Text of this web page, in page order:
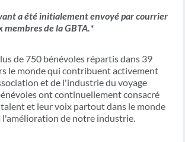
a été initialement envoyé par courrier
de la GBTA.*
de 750 bénévoles répartis dans 39
le monde qui contribuent activement
et de l'industrie du voyage
ont continuellement consacré
et leur voix partout dans le monde
de notre industrie.